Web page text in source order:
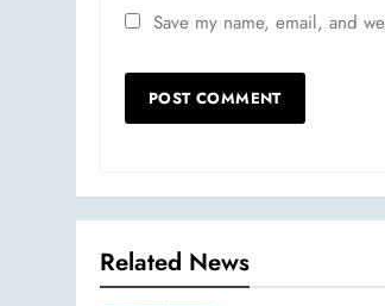
Save my name, email, and
Related News